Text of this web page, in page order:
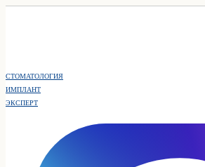
СТОМАТОЛОГИЯ
ИМПЛАНТ
ЭКСПЕРТ